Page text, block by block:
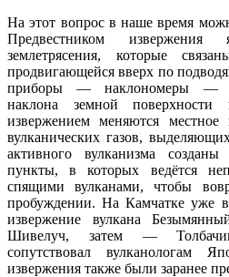
На этот вопрос в наше время
Предвестником извержения
землетрясения, которые
продвигающейся вверх по
приборы — наклономеры —
наклона земной поверхности
извержением меняются
вулканических газов,
активного вулканизма
пункты, в которых ведётся
спящими вулканами, чтобы
пробуждении. На Камчатке уже
извержение вулкана
Шивелуч, затем —
сопутствовал вулканологам
извержения также были заранее